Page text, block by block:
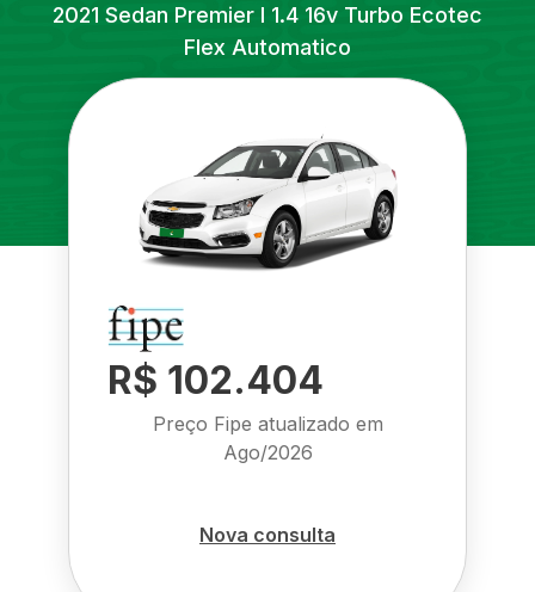
2021 Sedan Premier I 1.4 16v Turbo Ecotec
Flex Automatico
R$ 102.404
Preço Fipe atualizado em
Ago/2026
Nova consulta